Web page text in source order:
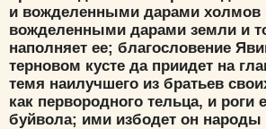
и вожделенными дарами холмов
вожделенными дарами земли и
наполняет ее; благословение
терновом кусте да приидет на
темя наилучшего из братьев
как первородного тельца, и роги
буйвола; ими избодет он народы